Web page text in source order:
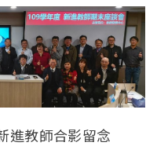
進教師合影留念